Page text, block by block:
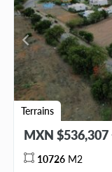
Terrains
chevron_left
MXN $536,307
10726 M2